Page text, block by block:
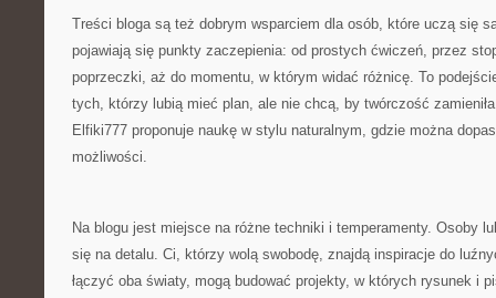
Treści bloga są też dobrym wsparciem dla osób, które uczą się
pojawiają się punkty zaczepienia: od prostych ćwiczeń, przez
poprzeczki, aż do momentu, w którym widać różnicę. To
tych, którzy lubią mieć plan, ale nie chcą, by twórczość
Elfiki777 proponuje naukę w stylu naturalnym, gdzie można
możliwości.
Na blogu jest miejsce na różne techniki i temperamenty. Osoby
się na detalu. Ci, którzy wolą swobodę, znajdą inspiracje do
łączyć oba światy, mogą budować projekty, w których rysunek i